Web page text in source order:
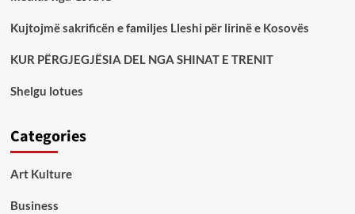
Kujtojmë sakrificën e familjes Lleshi për lirinë e Kosovës
KUR PËRGJEGJËSIA DEL NGA SHINAT E TRENIT
Shelgu lotues
Categories
Art Kulture
Business